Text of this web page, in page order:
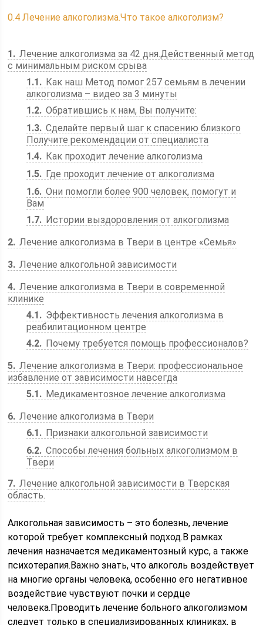
0.4 Лечение алкоголизма.Что такое алкоголизм?
1
Лечение алкоголизма за 42 дня.Действенный метод
с минимальным риском срыва
1.1
Как наш Метод помог 257 семьям в лечении
алкоголизма – видео за 3 минуты
1.2 Обратившись к нам, Вы получите:
1.3 Сделайте первый шаг к спасению близкого
Получите рекомендации от специалиста
1.4
Как проходит лечение алкоголизма
1.5
Где проходит лечение от алкоголизма
1.6 Они помогли более 900 человек, помогут и
Вам
1.7
Истории выздоровления от алкоголизма
2 Лечение алкоголизма в Твери в центре «Семья»
3 Лечение алкогольной зависимости
4 Лечение алкоголизма в Твери в современной
клинике
4.1
Эффективность лечения алкоголизма в
реабилитационном центре
4.2
Почему требуется помощь профессионалов?
5 Лечение алкоголизма в Твери: профессиональное
избавление от зависимости навсегда
5.1
Медикаментозное лечение алкоголизма
6 Лечение алкоголизма в Твери
6.1
Признаки алкогольной зависимости
6.2 Способы лечения больных алкоголизмом в
Твери
7 Лечение алкогольной зависимости в Тверская
область.
Алкогольная зависимость – это болезнь, лечение
которой требует комплексный подход.В рамках
лечения назначается медикаментозный курс, а также
психотерапия.Важно знать, что алкоголь воздействует
на многие органы человека, особенно его негативное
воздействие чувствуют почки и сердце
человека.Проводить лечение больного алкоголизмом
следует только в специализированных клиниках, в